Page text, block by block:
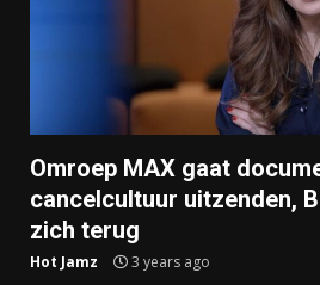
Omroep MAX gaat
cancelcultuur uitzenden,
zich terug
Hot Jamz 3 years ago